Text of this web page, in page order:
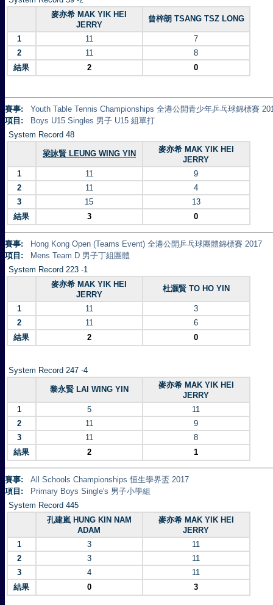
麥亦希 MAK YIK HEI
JERRY
曾梓朗 TSANG TSZ LONG
1 11
7
2
11
8
結果
2 0
賽事:
Youth Table Tennis Championships 全港公開青少年乒乓球錦標賽
項目:
Boys U15 Singles 男子 U15 組單打
System Record 48
梁詠賢 LEUNG WING YIN
麥亦希 MAK YIK HEI
JERRY
1
11
9
2
11
4
3
15
13
結果
3 0
賽事:
Hong Kong Open (Teams Event) 全港公開乒乓球團體錦標賽 2017
項目:
Mens Team D 男子丁組團體
System Record 223 -1
麥亦希 MAK YIK HEI
JERRY
杜灝賢 TO HO YIN
1 11
3
2
11
6
結果
2 0
System Record 247 -4
黎永賢 LAI WING YIN
麥亦希 MAK YIK HEI
JERRY
1
5
11
2
11
9
3
11
8
結果
2 1
賽事:
All Schools Championships 恒生學界盃 2017
項目:
Primary Boys Single's 男子小學組
System Record 445
孔建嵐 HUNG KIN NAM
ADAM
麥亦希 MAK YIK HEI
JERRY
1
3
11
2
3
11
3
4
11
結果
0 3